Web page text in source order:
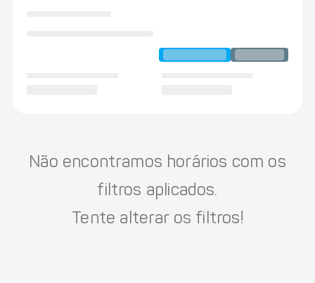
Não encontramos horários com os
filtros aplicados.
Tente alterar os filtros!